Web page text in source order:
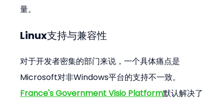
量。
Linux支持与兼容性
对于开发者密集的部门来说，一个具体痛点是
Microsoft对非Windows平台的支持不一致。
France's Government Visio Platform默认解决了